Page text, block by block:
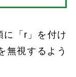
に「r」を付け
無視するよう